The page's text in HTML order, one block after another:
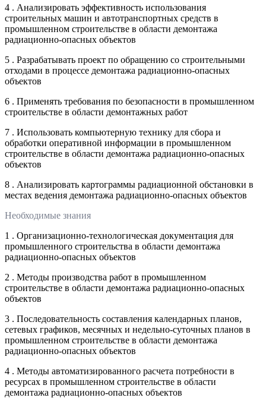
4 . Анализировать эффективность использования
строительных машин и автотранспортных средств в
промышленном строительстве в области демонтажа
радиационно-опасных объектов
5 . Разрабатывать проект по обращению со строительными
отходами в процессе демонтажа радиационно-опасных
объектов
6 . Применять требования по безопасности в промышленном
строительстве в области демонтажных работ
7 . Использовать компьютерную технику для сбора и
обработки оперативной информации в промышленном
строительстве в области демонтажа радиационно-опасных
объектов
8 . Анализировать картограммы радиационной обстановки в
местах ведения демонтажа радиационно-опасных объектов
Необходимые знания
1 . Организационно-технологическая документация для
промышленного строительства в области демонтажа
радиационно-опасных объектов
2 . Методы производства работ в промышленном
строительстве в области демонтажа радиационно-опасных
объектов
3 . Последовательность составления календарных планов,
сетевых графиков, месячных и недельно-суточных планов в
промышленном строительстве в области демонтажа
радиационно-опасных объектов
4 . Методы автоматизированного расчета потребности в
ресурсах в промышленном строительстве в области
демонтажа радиационно-опасных объектов